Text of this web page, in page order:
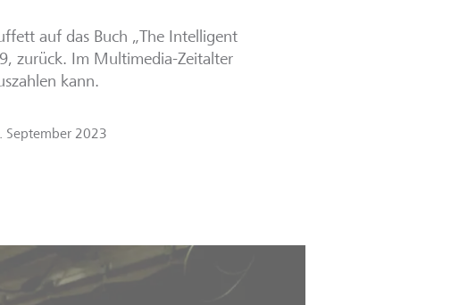
auf das Buch „The Intelligent
zurück. Im Multimedia-Zeitalter
kann.
September 2023